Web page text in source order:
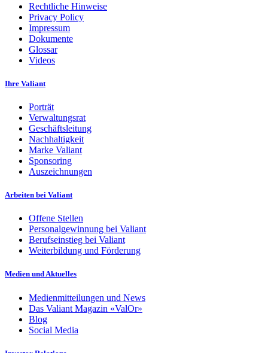
Rechtliche Hinweise
Privacy Policy
Impressum
Dokumente
Glossar
Videos
Ihre Valiant
Porträt
Verwaltungsrat
Geschäftsleitung
Nachhaltigkeit
Marke Valiant
Sponsoring
Auszeichnungen
Arbeiten bei Valiant
Offene Stellen
Personalgewinnung bei Valiant
Berufseinstieg bei Valiant
Weiterbildung und Förderung
Medien und Aktuelles
Medienmitteilungen und News
Das Valiant Magazin «ValOr»
Blog
Social Media